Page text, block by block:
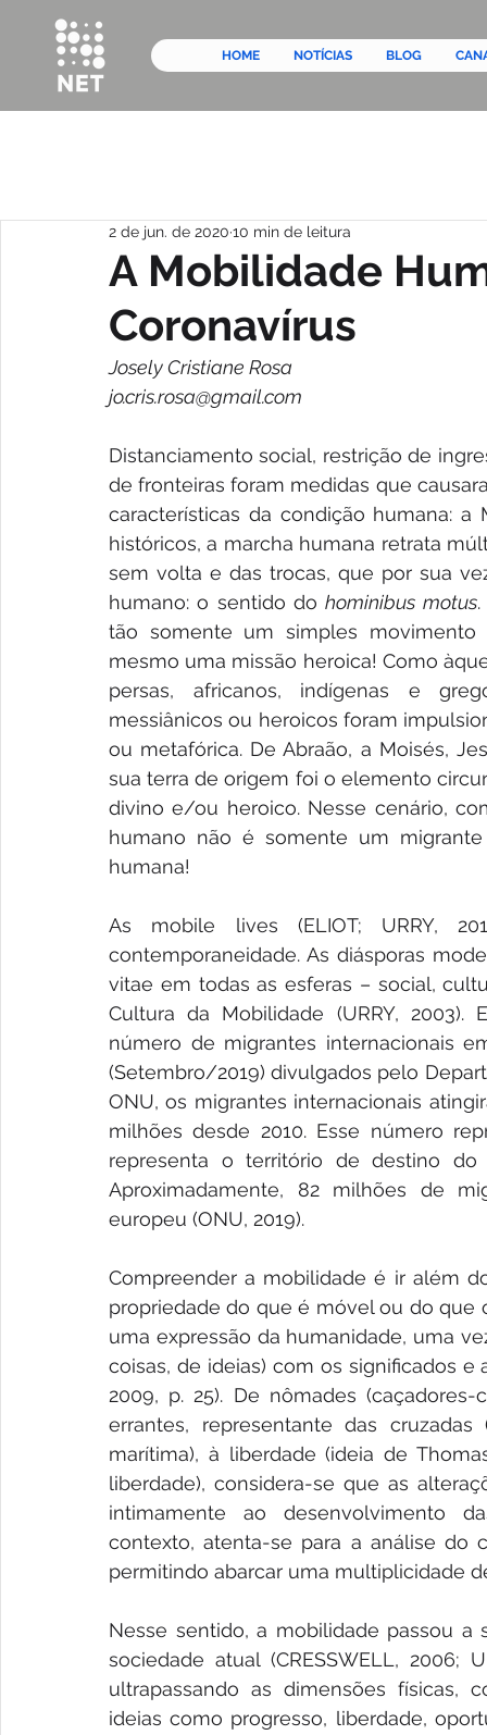
HOME NOTÍCIAS BLOG
A Mobilidade
Coronavírus
2 de jun. de 2020 10 min de leitura
Josely Cristiane Rosa
jo.cris.rosa@gmail.com
Distanciamento social, restrição de
de fronteiras foram medidas que
características da condição humana: a
históricos, a marcha humana retrata
sem volta e das trocas, que por sua
humano: o sentido do hominibus motus.
tão somente um simples
mesmo uma missão heroica! Como
persas, africanos, indígenas e
messiânicos ou heroicos foram
ou metafórica. De Abraão, a Moisés,
sua terra de origem foi o elemento
divino e/ou heroico. Nesse cenário,
humano não é somente um
humana!
As mobile lives (ELIOT; URRY,
contemporaneidade. As diásporas
vitae em todas as esferas – social,
Cultura da Mobilidade (URRY,
número de migrantes internacionais
(Setembro/2019) divulgados pelo
ONU, os migrantes internacionais
milhões desde 2010. Esse número
representa o território de destino do
Aproximadamente, 82 milhões de
europeu (ONU, 2019).
Compreender a mobilidade é ir além
propriedade do que é móvel ou do que
uma expressão da humanidade, uma
coisas, de ideias) com os significados e
2009, p. 25). De nômades
errantes, representante das cruzadas
marítima), à liberdade (ideia de
liberdade), considera-se que as
intimamente ao desenvolvimento
contexto, atenta-se para a análise do
permitindo abarcar uma multiplicidade
Nesse sentido, a mobilidade passou
sociedade atual (CRESSWELL, 2006;
ultrapassando as dimensões físicas,
ideias como progresso, liberdade,